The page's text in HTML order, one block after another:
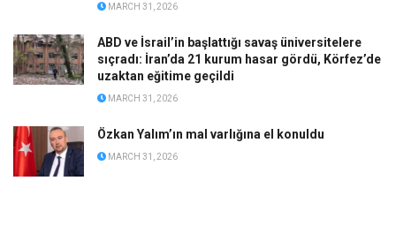
MARCH 31, 2026
ABD ve İsrail’in başlattığı savaş üniversitelere
sıçradı: İran’da 21 kurum hasar gördü, Körfez’de
uzaktan eğitime geçildi
MARCH 31, 2026
Özkan Yalım’ın mal varlığına el konuldu
MARCH 31, 2026